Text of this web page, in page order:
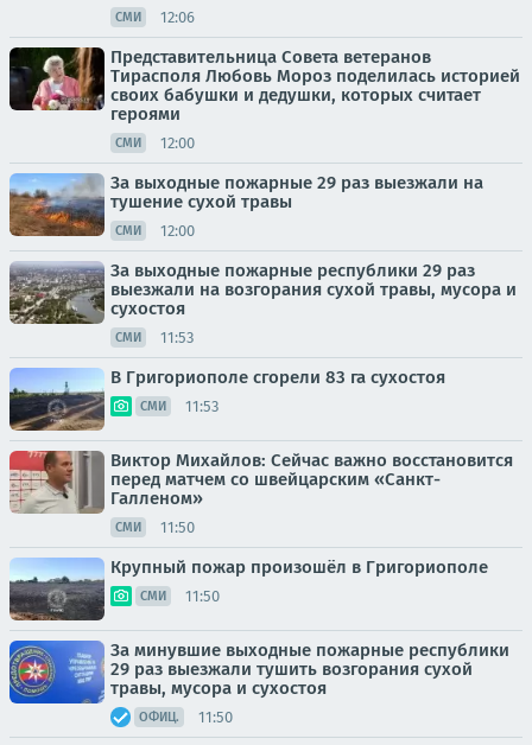
СМИ 12:06
Представительница Совета ветеранов
Тирасполя Любовь Мороз поделилась историей
своих бабушки и дедушки, которых считает
героями
СМИ 12:00
За выходные пожарные 29 раз выезжали на
тушение сухой травы
СМИ 12:00
За выходные пожарные республики 29 раз
выезжали на возгорания сухой травы, мусора и
сухостоя
СМИ 11:53
В Григориополе сгорели 83 га сухостоя
СМИ 11:53
Виктор Михайлов: Сейчас важно восстановится
перед матчем со швейцарским «Санкт-
Галленом»
СМИ 11:50
Крупный пожар произошёл в Григориополе
СМИ 11:50
За минувшие выходные пожарные республики
29 раз выезжали тушить возгорания сухой
травы, мусора и сухостоя
ОФИЦ. 11:50